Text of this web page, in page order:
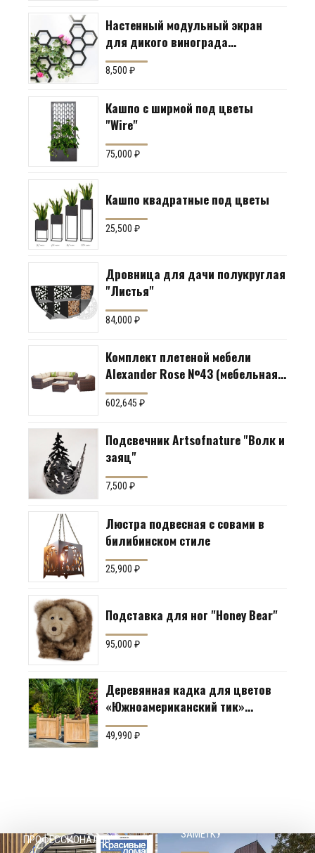
Настенный модульный экран
для дикого винограда
"Коллекция Соты"
8,500₽
Кашпо с ширмой под цветы
"Wire"
75,000₽
Кашпо квадратные под цветы
25,500₽
Дровница для дачи полукруглая
"Листья"
84,000₽
Комплект плетеной мебели
Alexander Rose №43 (мебельная
группа для гостиной или
террасы)
602,645₽
Подсвечник Artsofnature "Волк и
заяц"
7,500₽
Люстра подвесная с совами в
билибинском стиле
25,900₽
Подставка для ног "Honey Bear"
95,000₽
Деревянная кадка для цветов
«Южноамериканский тик»
Производство: Англия
49,990₽
ПРОФЕССИОНАЛОВ
ЗАМЕТКУ